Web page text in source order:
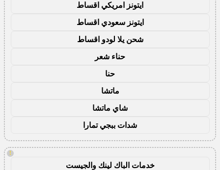
ايتونز امريكي اقساط
ايتونز سعودي اقساط
شحن يلا لودو اقساط
حناء شعر
حنا
ماتشا
شاي ماتشا
شدات ببجي تمارا
!
خدمات الباك لينك والجيست